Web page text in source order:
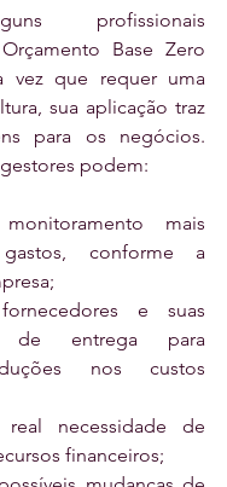
profissionais
Base Zero
vez que requer uma
sua aplicação traz
para os negócios.
podem:
mais
conforme a
e suas
de entrega para
nos custos
necessidade de
financeiros;